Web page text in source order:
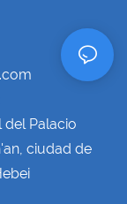
del Palacio
ciudad de